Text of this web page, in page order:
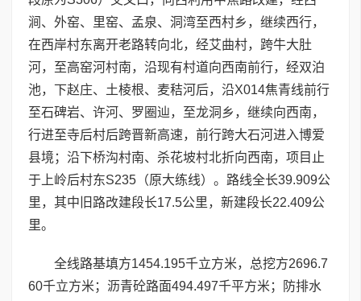
涧、外窑、里窑、孟泉、洞湾至西村乡，继续西行，
在西岸村东离开老路转向北，经艾曲村，跨牛大肚
河，至高窑河村南，沿现有村道向西南前行，经双泊
池，下赵庄、土棱根、麦秸河后，沿X014焦青线前行
至石碑岩、许河、罗圈辿，至龙洞乡，继续向西南，
行进至寺后村后跨晋新高速，前行跨大石河进入博爱
县境；沿下桥沟村南、杀花坡村北折向西南，项目止
于上岭后村东S235（原大练线）。路线全长39.909公
里，其中旧路改建段长17.5公里，新建段长22.409公
里。
全线路基填方1454.195千立方米，总挖方2696.7
60千立方米；沥青砼路面494.497千平方米；防排水